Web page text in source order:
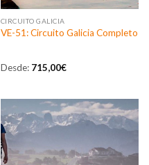
CIRCUITO GALICIA
VE-51: Circuito Galicia Completo
Desde: 715,00€